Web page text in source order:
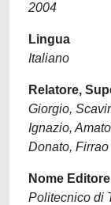
2004
Lingua
Italiano
Relatore,
Giorgio,
Ignazio, Amato
Donato, Firrao
Nome Editore
Politecnico di